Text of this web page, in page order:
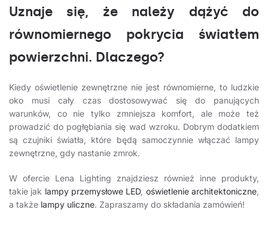
Uznaje się, że należy dążyć do
równomiernego pokrycia światłem
powierzchni. Dlaczego?
Kiedy oświetlenie zewnętrzne nie jest równomierne, to ludzkie
oko musi cały czas dostosowywać się do panujących
warunków, co nie tylko zmniejsza komfort, ale może też
prowadzić do pogłębiania się wad wzroku. Dobrym dodatkiem
są czujniki światła, które będą samoczynnie włączać lampy
zewnętrzne, gdy nastanie zmrok.
W ofercie Lena Lighting znajdziesz również inne produkty,
takie jak lampy przemysłowe LED, oświetlenie architektoniczne,
a także lampy uliczne. Zapraszamy do składania zamówień!